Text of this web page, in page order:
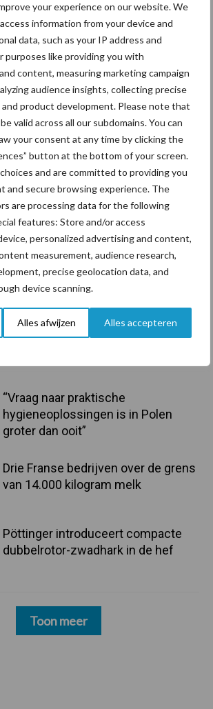
your experience on our website. We
information from your device and
data, such as your IP address and
purposes like providing you with
content, measuring marketing campaign
audience insights, collecting precise
product development. Please note that
valid across all our subdomains. You can
your consent at any time by clicking the
button at the bottom of your screen.
and are committed to providing you
and secure browsing experience. The
are processing data for the following
features: Store and/or access
personalized advertising and content,
measurement, audience research,
precise geolocation data, and
device scanning.
Alles afwijzen Alles accepteren
Partner nieuws
ForFarmers ziet volume en
marktaandeel groeien in krimpende
Nederlandse markt
Tien praktische tips voor een
“Vraag naar praktische
hygieneoplossingen is in Polen
groter dan ooit”
Drie Franse bedrijven over de grens
van 14.000 kilogram melk
Pöttinger introduceert compacte
dubbelrotor-zwadhark in de hef
Toon meer
Ligbox &
Voerhekken
Toon meer